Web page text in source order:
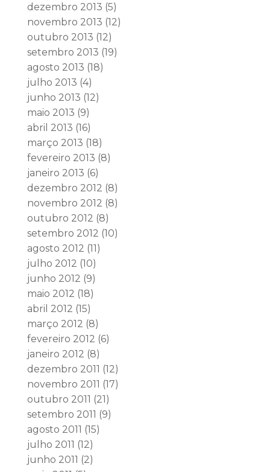
dezembro 2013 (5)
novembro 2013 (12)
outubro 2013 (12)
setembro 2013 (19)
agosto 2013 (18)
julho 2013 (4)
junho 2013 (12)
maio 2013 (9)
abril 2013 (16)
março 2013 (18)
fevereiro 2013 (8)
janeiro 2013 (6)
dezembro 2012 (8)
novembro 2012 (8)
outubro 2012 (8)
setembro 2012 (10)
agosto 2012 (11)
julho 2012 (10)
junho 2012 (9)
maio 2012 (18)
abril 2012 (15)
março 2012 (8)
fevereiro 2012 (6)
janeiro 2012 (8)
dezembro 2011 (12)
novembro 2011 (17)
outubro 2011 (21)
setembro 2011 (9)
agosto 2011 (15)
julho 2011 (12)
junho 2011 (2)